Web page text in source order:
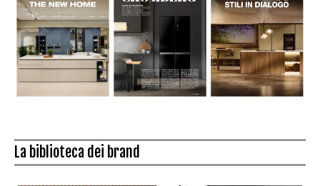
La biblioteca dei brand